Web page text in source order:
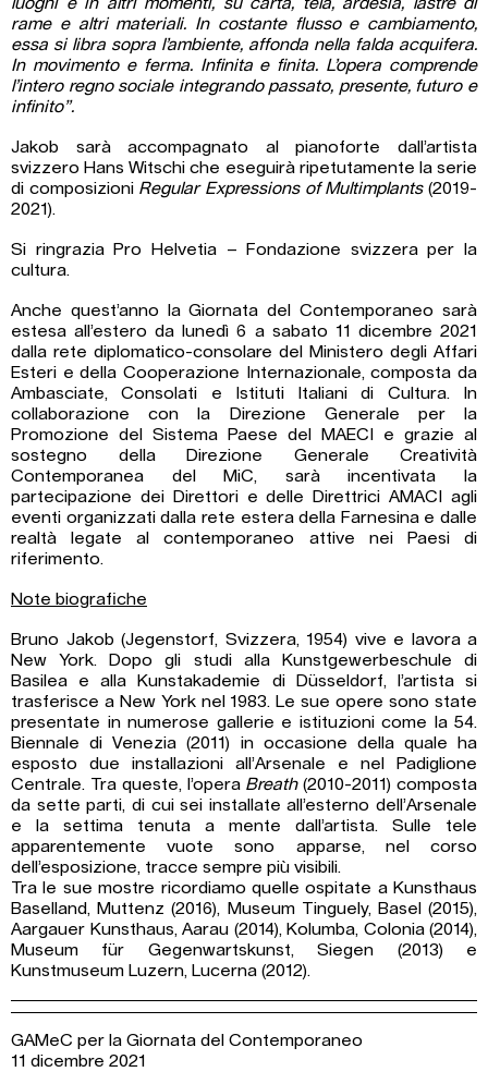
rame e altri materiali. In costante flusso e cambiamento,
essa si libra sopra l’ambiente, affonda nella falda acquifera.
In movimento e ferma. Infinita e finita. L’opera comprende
l’intero regno sociale integrando passato, presente, futuro e
infinito”.
Jakob sarà accompagnato al pianoforte dall’artista
svizzero Hans Witschi che eseguirà ripetutamente la serie
di composizioni Regular Expressions of Multimplants(2019-
2021).
Si ringrazia Pro Helvetia – Fondazione svizzera per la
cultura.
Anche quest’anno la Giornata del Contemporaneo sarà
estesa all’estero da lunedì 6 a sabato 11 dicembre 2021
dalla rete diplomatico-consolare del Ministero degli Affari
Esteri e della Cooperazione Internazionale, composta da
Ambasciate, Consolati e Istituti Italiani di Cultura. In
collaborazione con la Direzione Generale per la
Promozione del Sistema Paese del MAECI e grazie al
sostegno della Direzione Generale Creatività
Contemporanea del MiC, sarà incentivata la
partecipazione dei Direttori e delle Direttrici AMACI agli
eventi organizzati dalla rete estera della Farnesina e dalle
realtà legate al contemporaneo attive nei Paesi di
riferimento.
Note biografiche
Bruno Jakob (Jegenstorf, Svizzera, 1954) vive e lavora a
New York. Dopo gli studi alla Kunstgewerbeschule di
Basilea e alla Kunstakademie di Düsseldorf, l’artista si
trasferisce a New York nel 1983. Le sue opere sono state
presentate in numerose gallerie e istituzioni come la 54.
Biennale di Venezia (2011) in occasione della quale ha
esposto due installazioni all’Arsenale e nel Padiglione
Centrale. Tra queste, l’opera Breath(2010-2011) composta
da sette parti, di cui sei installate all’esterno dell’Arsenale
e la settima tenuta a mente dall’artista. Sulle tele
apparentemente vuote sono apparse, nel corso
dell’esposizione, tracce sempre più visibili.
Tra le sue mostre ricordiamo quelle ospitate a Kunsthaus
Baselland, Muttenz (2016), Museum Tinguely, Basel (2015),
Aargauer Kunsthaus, Aarau (2014), Kolumba, Colonia (2014),
Museum für Gegenwartskunst, Siegen (2013) e
Kunstmuseum Luzern, Lucerna (2012).
GAMeC per la Giornata del Contemporaneo
11 dicembre 2021